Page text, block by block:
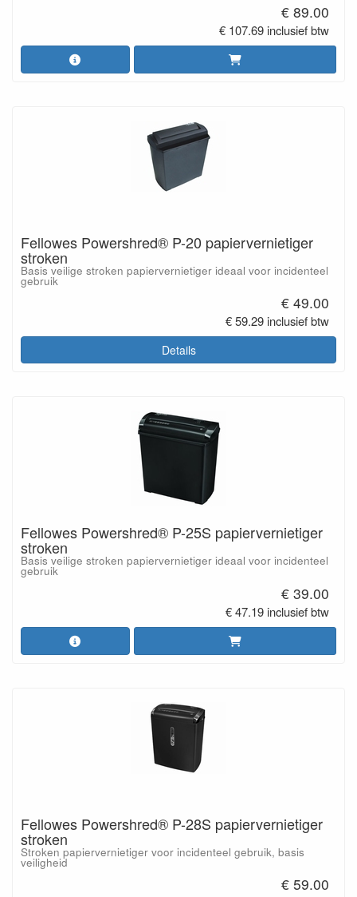
€ 89.00
€ 107.69 inclusief btw
Fellowes Powershred® P-20 papiervernietiger
stroken
Basis veilige stroken papiervernietiger ideaal voor incidenteel
gebruik
€ 49.00
€ 59.29 inclusief btw
Details
Fellowes Powershred® P-25S papiervernietiger
stroken
Basis veilige stroken papiervernietiger ideaal voor incidenteel
gebruik
€ 39.00
€ 47.19 inclusief btw
Fellowes Powershred® P-28S papiervernietiger
stroken
Stroken papiervernietiger voor incidenteel gebruik, basis
veiligheid
€ 59.00